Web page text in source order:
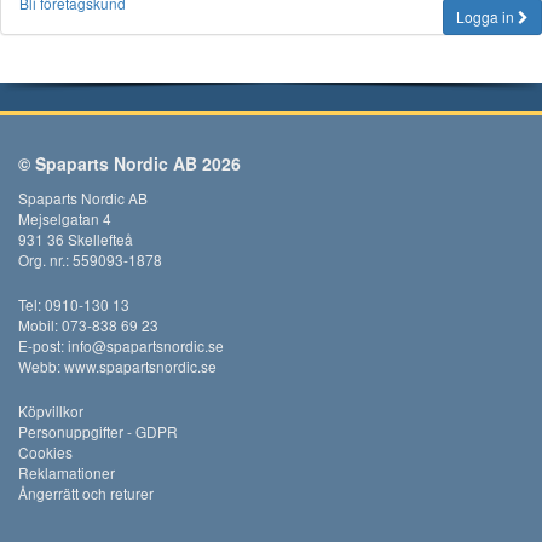
Logga in
© Spaparts Nordic AB 2026
Spaparts Nordic AB
Mejselgatan 4
931 36 Skellefteå
Org. nr.: 559093-1878
Tel: 0910-130 13
Mobil: 073-838 69 23
E-post:info@spapartsnordic.se
Webb:www.spapartsnordic.se
Köpvillkor
Personuppgifter - GDPR
Cookies
Reklamationer
Ångerrätt och returer